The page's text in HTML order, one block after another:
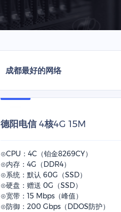
成都最好的网络
德阳电信 4核4G 15M
⊙CPU：4C（铂金8269CY）
⊙内存：4G（DDR4）
⊙系统：默认 60G（SSD）
⊙硬盘：赠送 0G（SSD）
⊙宽带：15 Mbps（峰值）
⊙防御：200 Gbps（DDOS防护）